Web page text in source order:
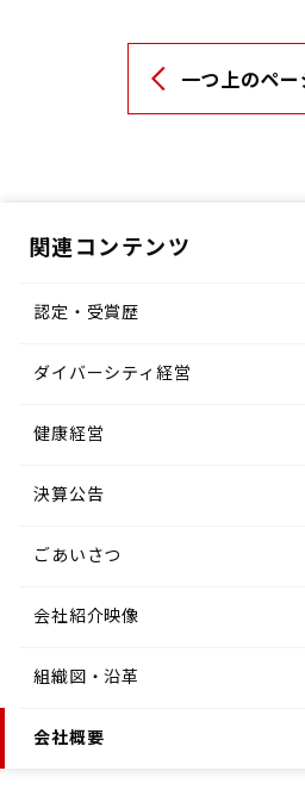
一つ上のペー
関連コンテンツ
認定・受賞歴
ダイバーシティ経営
健康経営
決算公告
ごあいさつ
会社紹介映像
組織図・沿革
会社概要